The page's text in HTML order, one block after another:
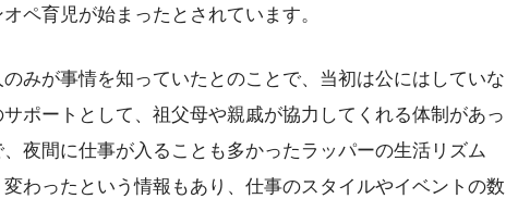
ペ育児が始まったとされています。
みが事情を知っていたとのことで、当初は公にはしていな
ポートとして、祖父母や親戚が協力してくれる体制があっ
夜間に仕事が入ることも多かったラッパーの生活リズム
わったという情報もあり、仕事のスタイルやイベントの数